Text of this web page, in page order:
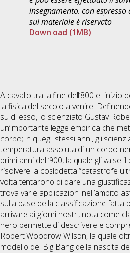
insegnamento, con
sul materiale è riservato
Download (1MB)
A cavallo tra la fine dell’800 e
la fisica del secolo a venire.
su di esso, lo scienziato Gustav
un’importante legge empirica che
corpo; in quegli stessi anni, gli
temperatura assoluta di un corpo
primi anni del ‘900, la quale gli valse
risolvere la cosiddetta “catastrofe
volta tentarono di dare una
trova varie applicazioni nell’ambito
sulla base della classificazione fatta
arrivare ai giorni nostri, nota come
nero permette di descrivere e
Robert Woodrow Wilson, la quale
modello del Big Bang della nascita